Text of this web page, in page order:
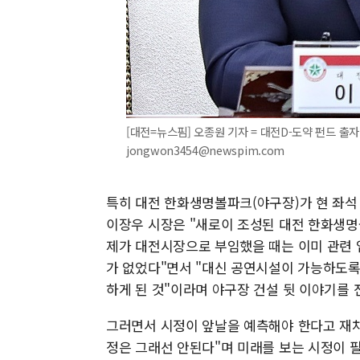
[대전=뉴스핌] 오종원 기자 = 대전D-도약 펀드 출
jongwon3454@newspim.com
특히 대전 한화생명볼파크(야구장)가 현 좌
이장우 시장은 "새로이 조성된 대전 한화생
제가 대전시장으로 부임했을 때는 이미 관
가 없었다"면서 "대신 공연시설이 가능하도
하게 된 것"이라며 야구장 건설 뒷 이야기를
그러면서 시정이 앞날을 예측해야 한다고
정은 그래선 안된다"며 미래를 보는 시정이